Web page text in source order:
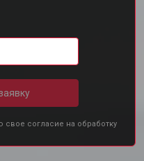
свое согласие на обработку